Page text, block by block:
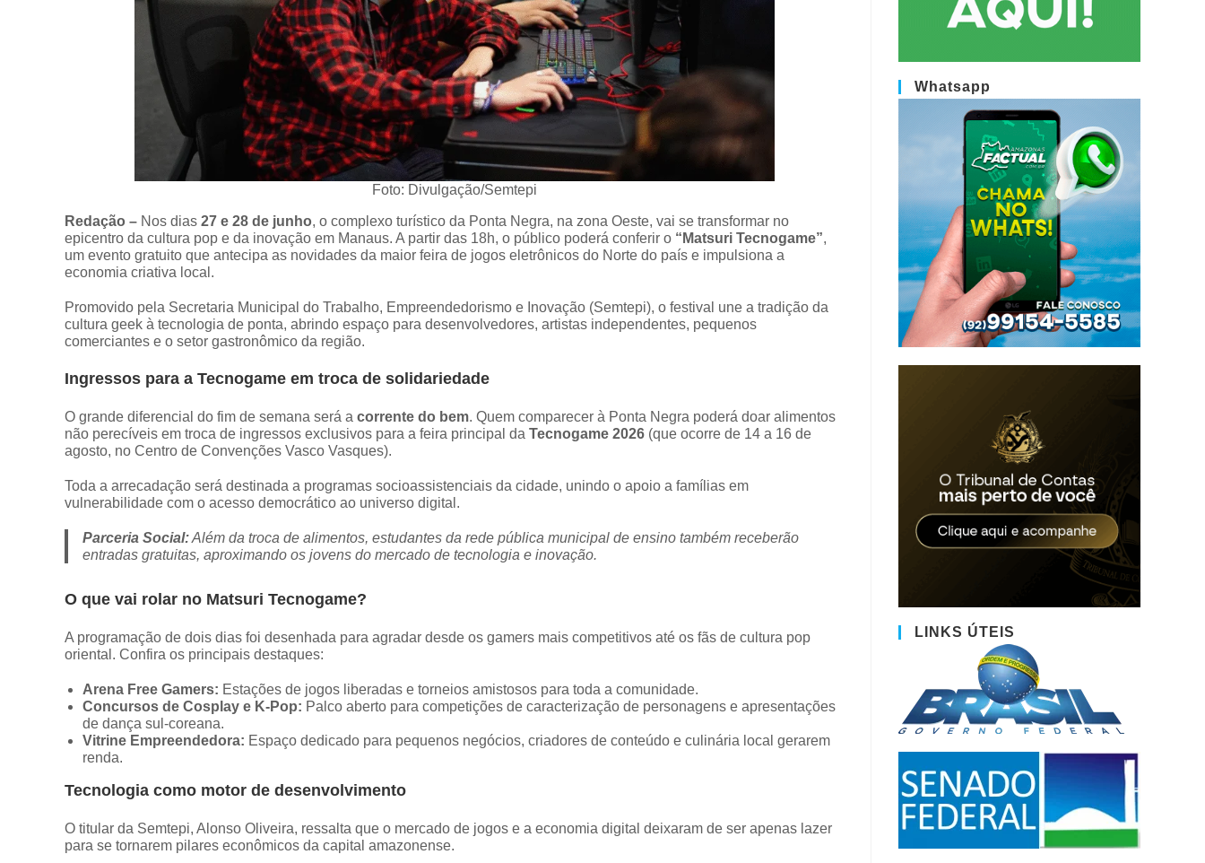
Foto: Divulgação/Semtepi
Redação – Nos dias 27 e 28 de junho, o complexo turístico da Ponta Negra, na zona Oeste, vai se transformar no
epicentro da cultura pop e da inovação em Manaus. A partir das 18h, o público poderá conferir o “Matsuri Tecnogame”,
um evento gratuito que antecipa as novidades da maior feira de jogos eletrônicos do Norte do país e impulsiona a
economia criativa local.
Promovido pela Secretaria Municipal do Trabalho, Empreendedorismo e Inovação (Semtepi), o festival une a tradição da
cultura geek à tecnologia de ponta, abrindo espaço para desenvolvedores, artistas independentes, pequenos
comerciantes e o setor gastronômico da região.
Ingressos para a Tecnogame em troca de solidariedade
O grande diferencial do fim de semana será a corrente do bem. Quem comparecer à Ponta Negra poderá doar alimentos
não perecíveis em troca de ingressos exclusivos para a feira principal da Tecnogame 2026 (que ocorre de 14 a 16 de
agosto, no Centro de Convenções Vasco Vasques).
Toda a arrecadação será destinada a programas socioassistenciais da cidade, unindo o apoio a famílias em
vulnerabilidade com o acesso democrático ao universo digital.
Parceria Social:Além da troca de alimentos, estudantes da rede pública municipal de ensino também receberão
entradas gratuitas, aproximando os jovens do mercado de tecnologia e inovação.
O que vai rolar no Matsuri Tecnogame?
A programação de dois dias foi desenhada para agradar desde os gamers mais competitivos até os fãs de cultura pop
oriental. Confira os principais destaques:
Arena Free Gamers: Estações de jogos liberadas e torneios amistosos para toda a comunidade.
Concursos de Cosplay e K-Pop: Palco aberto para competições de caracterização de personagens e apresentações
de dança sul-coreana.
Vitrine Empreendedora: Espaço dedicado para pequenos negócios, criadores de conteúdo e culinária local gerarem
renda.
Tecnologia como motor de desenvolvimento
O titular da Semtepi, Alonso Oliveira, ressalta que o mercado de jogos e a economia digital deixaram de ser apenas lazer
para se tornarem pilares econômicos da capital amazonense.
Whatsapp
LINKS ÚTEIS